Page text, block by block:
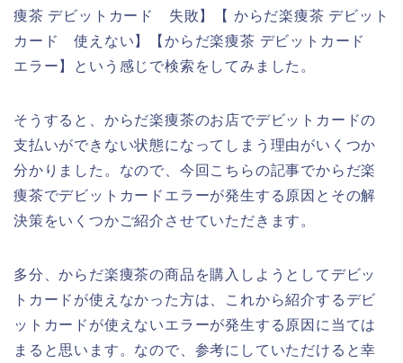
痩茶 デビットカード 失敗】【 からだ楽痩茶 デビット
カード 使えない】【からだ楽痩茶 デビットカード
エラー】という感じで検索をしてみました。
そうすると、からだ楽痩茶のお店でデビットカードの
支払いができない状態になってしまう理由がいくつか
分かりました。なので、今回こちらの記事でからだ楽
痩茶でデビットカードエラーが発生する原因とその解
決策をいくつかご紹介させていただきます。
多分、からだ楽痩茶の商品を購入しようとしてデビッ
トカードが使えなかった方は、これから紹介するデビ
ットカードが使えないエラーが発生する原因に当ては
まると思います。なので、参考にしていただけると幸